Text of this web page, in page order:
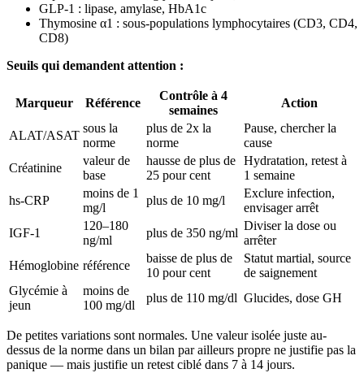
GLP-1 : lipase, amylase, HbA1c
Thymosine α1 : sous-populations lymphocytaires (CD3, CD4,
CD8)
Seuils qui demandent attention :
Marqueur Référence
Contrôle à 4
semaines
Action
ALAT/ASAT
sous la
norme
plus de 2x la
norme
Pause, chercher la
cause
Créatinine
valeur de
base
hausse de plus de
25 pour cent
Hydratation, retest à
1 semaine
hs-CRP
moins de 1
mg/l
plus de 10 mg/l
Exclure infection,
envisager arrêt
IGF-1
120–180
ng/ml
plus de 350 ng/ml
Diviser la dose ou
arrêter
Hémoglobine référence
baisse de plus de
10 pour cent
Statut martial, source
de saignement
Glycémie à
jeun
moins de
100 mg/dl
plus de 110 mg/dl Glucides, dose GH
De petites variations sont normales. Une valeur isolée juste au-
dessus de la norme dans un bilan par ailleurs propre ne justifie pas la
panique — mais justifie un retest ciblé dans 7 à 14 jours.